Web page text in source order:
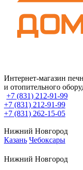
Интернет-магазин
и отопительного
+7 (831) 212-91-99
+7 (831) 212-91-99
+7 (831) 262-15-05
Нижний Новгород
Казань Чебоксары
Нижний Новгород